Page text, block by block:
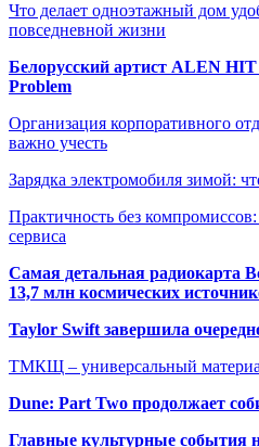
Что делает одноэтажный дом
повседневной жизни
Белорусский артист ALEN HIT
Problem
Организация корпоративного
важно учесть
Зарядка электромобиля зимой:
Практичность без
сервиса
Самая детальная радиокарта
13,7 млн космических
Taylor Swift завершила
ТМКЩ – универсальный
Dune: Part Two продолжает
Главные культурные события